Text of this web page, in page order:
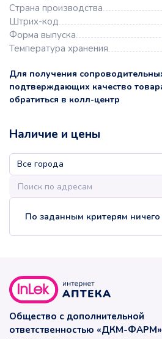
Страна производства
Штрих-код
Форма выпуска
Температура хранения
Для получения
подтверждающих качество
обратиться в колл-центр
Наличие и цены
По заданным критерям
Общество с дополнительной
ответственностью «ДКМ-ФАРМ»